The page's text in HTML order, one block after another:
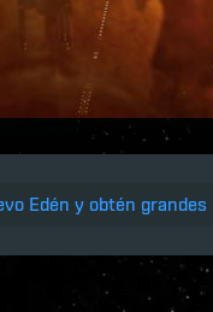
Edén y obtén